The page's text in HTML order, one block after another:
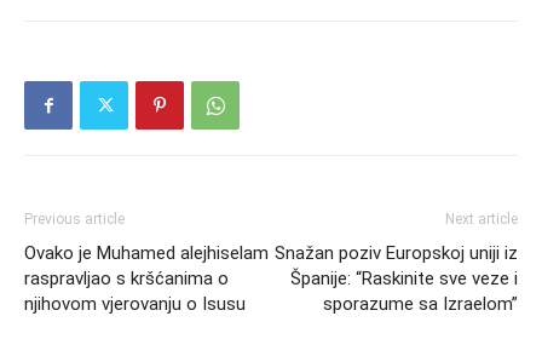
Previous article
Ovako je Muhamed alejhiselam
raspravljao s kršćanima o
njihovom vjerovanju o Isusu
Next article
Snažan poziv Europskoj uniji iz
Španije: “Raskinite sve veze i
sporazume sa Izraelom”